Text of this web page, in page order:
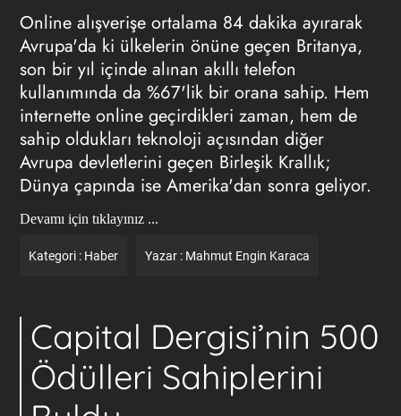
Online alışverişe ortalama 84 dakika ayırarak
Avrupa'da ki ülkelerin önüne geçen Britanya,
son bir yıl içinde alınan akıllı telefon
kullanımında da %67'lik bir orana sahip. Hem
internette online geçirdikleri zaman, hem de
sahip oldukları teknoloji açısından diğer
Avrupa devletlerini geçen Birleşik Krallık;
Dünya çapında ise Amerika'dan sonra geliyor.
Devamı için tıklayınız ...
Kategori : Haber Yazar : Mahmut Engin Karaca
Capital Dergisi’nin 500
Ödülleri Sahiplerini